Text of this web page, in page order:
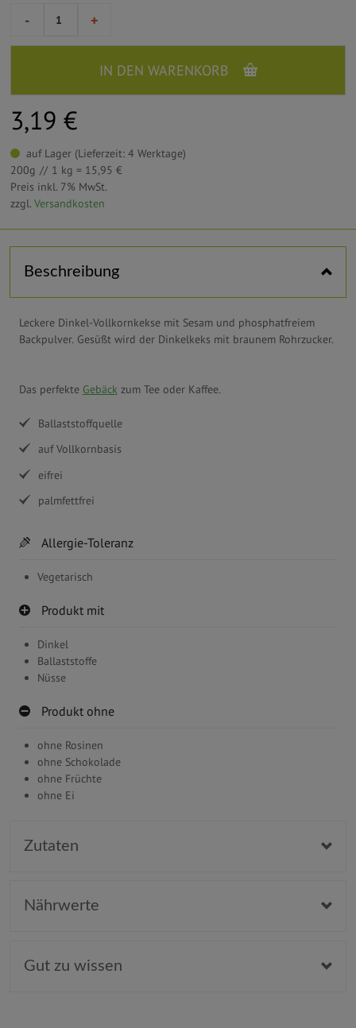
- +
IN DEN WARENKORB
3,19 €
auf Lager (Lieferzeit: 4 Werktage)
200g
1 kg = 15,95 €
Preis inkl. 7% MwSt.
zzgl. Versandkosten
Beschreibung
Leckere Dinkel-Vollkornkekse mit Sesam und phosphatfreiem
Backpulver. Gesüßt wird der Dinkelkeks mit braunem Rohrzucker.
Das perfekte Gebäck zum Tee oder Kaffee.
Ballaststoffquelle
auf Vollkornbasis
eifrei
palmfettfrei
Allergie-Toleranz
Vegetarisch
Produkt mit
Dinkel
Ballaststoffe
Nüsse
Produkt ohne
ohne Rosinen
ohne Schokolade
ohne Früchte
ohne Ei
Zutaten
Nährwerte
Gut zu wissen